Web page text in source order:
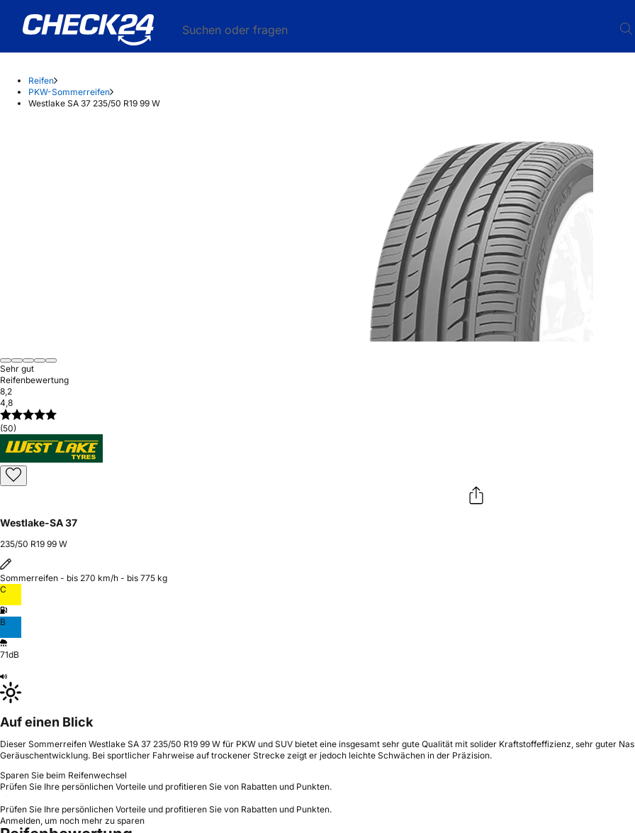
Suchen oder fragen
Reifen
PKW-Sommerreifen
Westlake SA 37 235/50 R19 99 W
Sehr gut
Reifenbewertung
8,2
4,8
(50)
Westlake-SA 37
235/50 R19 99 W
Sommerreifen - bis 270 km/h - bis 775 kg
C
B
71dB
Auf einen Blick
Dieser Sommerreifen Westlake SA 37 235/50 R19 99 W für PKW und SUV bietet eine insgesamt sehr gute Qualität mit solider Kraftstoffeffizienz, sehr guter
Geräuschentwicklung. Bei sportlicher Fahrweise auf trockener Strecke zeigt er jedoch leichte Schwächen in der Präzision.
Sparen Sie beim Reifenwechsel
Prüfen Sie Ihre persönlichen Vorteile und profitieren Sie von Rabatten und Punkten.
Prüfen Sie Ihre persönlichen Vorteile und profitieren Sie von Rabatten und Punkten.
Anmelden, um noch mehr zu sparen